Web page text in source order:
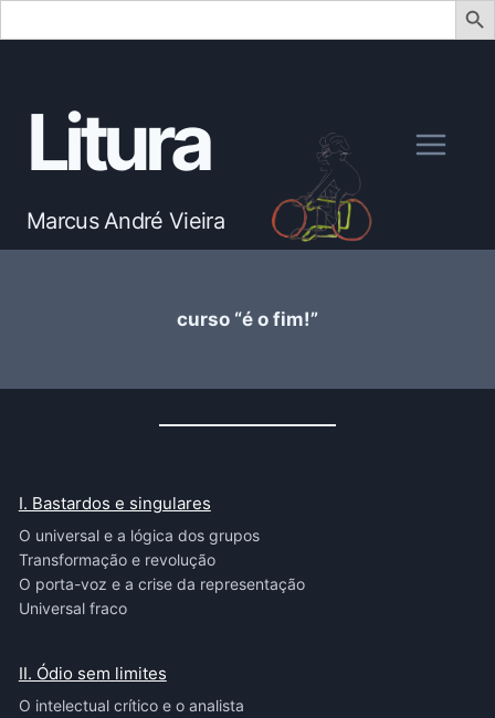
Search
contentLitura
Marcus André Vieira
curso “é o fim!”
I. Bastardos e singulares
O universal e a lógica dos grupos
Transformação e revolução
O porta-voz e a crise da representação
Universal fraco
II. Ódio sem limites
O intelectual crítico e o analista